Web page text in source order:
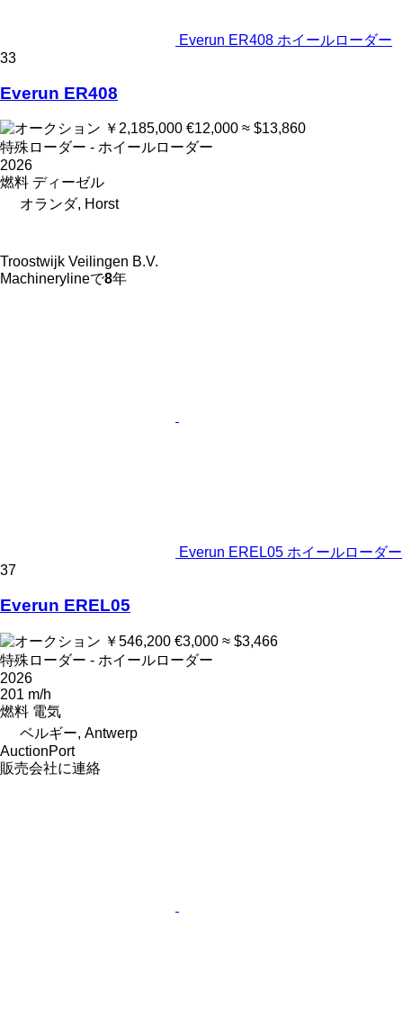
Everun ER408 ホイールローダー
33
Everun ER408
￥2,185,000 €12,000 ≈ $13,860
特殊ローダー - ホイールローダー
2026
燃料 ディーゼル
オランダ, Horst
Troostwijk Veilingen B.V.
Machinerylineで8年
Everun EREL05 ホイールローダー
37
Everun EREL05
￥546,200 €3,000 ≈ $3,466
特殊ローダー - ホイールローダー
2026
201 m/h
燃料 電気
ベルギー, Antwerp
AuctionPort
販売会社に連絡